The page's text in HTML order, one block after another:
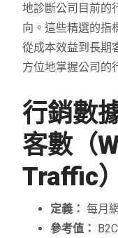
地診斷公司目前的
向。這些精選的指
從成本效益到長期
方位地掌握公司的
行銷數
客數（
Traffic）
定義： 每月
參考值：